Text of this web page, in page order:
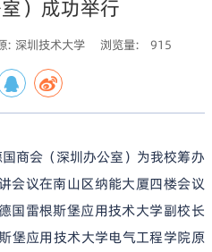
室）成功举行
: 深圳技术大学 浏览量: 915
商会（深圳办公室）为我校筹办
会议在南山区纳能大厦四楼会议
国雷根斯堡应用技术大学副校长
堡应用技术大学电气工程学院原